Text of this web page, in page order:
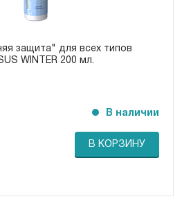
защита" для всех типов
WINTER 200 мл.
В наличии
В КОРЗИНУ